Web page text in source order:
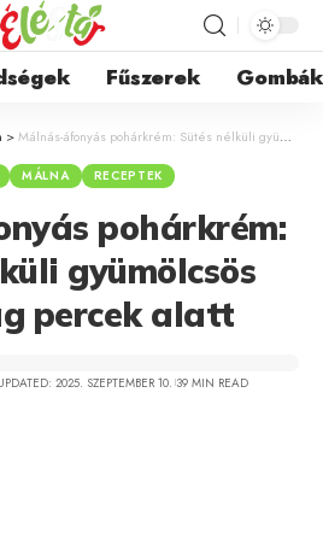
Fűszerek Gombák
>Málnás-áfonyás pohárkrém: Sütés nélküli gyümölcsös finomság percek alatt
MÁLNA RECEPTEK
pohárkrém:
gyümölcsös
percek alatt
2025. SZEPTEMBER 10. 39 MIN READ